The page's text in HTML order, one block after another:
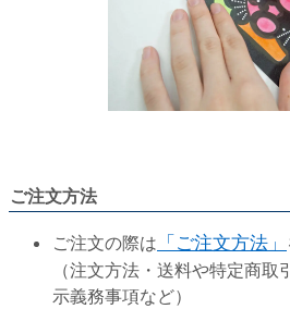
ご注文方法
ご注文の際は 「ご注文方法」
（注文方法・送料や特定商
示義務事項など）